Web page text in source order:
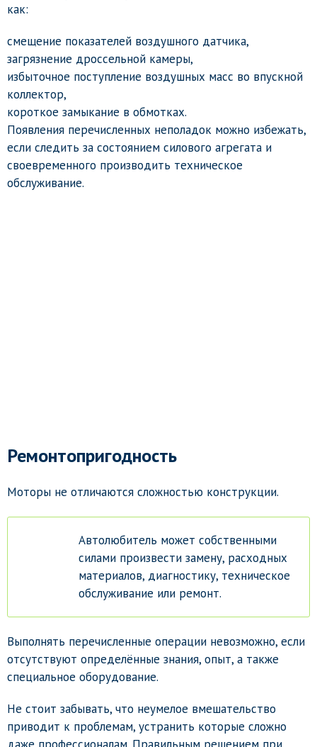
как:
смещение показателей воздушного датчика,
загрязнение дроссельной камеры,
избыточное поступление воздушных масс во впускной
коллектор,
короткое замыкание в обмотках.
Появления перечисленных неполадок можно избежать,
если следить за состоянием силового агрегата и
своевременного производить техническое
обслуживание.
Ремонтопригодность
Моторы не отличаются сложностью конструкции.
Автолюбитель может собственными
силами произвести замену, расходных
материалов, диагностику, техническое
обслуживание или ремонт.
Выполнять перечисленные операции невозможно, если
отсутствуют определённые знания, опыт, а также
специальное оборудование.
Не стоит забывать, что неумелое вмешательство
приводит к проблемам, устранить которые сложно
даже профессионалам. Правильным решением при